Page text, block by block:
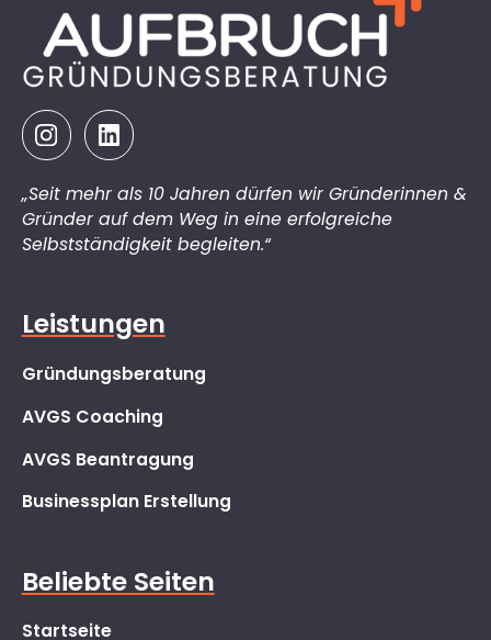
„Seit mehr als 10 Jahren dürfen wir Gründerinnen &
Gründer auf dem Weg in eine erfolgreiche
Selbstständigkeit begleiten.“
Leistungen
Gründungsberatung
AVGS Coaching
AVGS Beantragung
Businessplan Erstellung
Beliebte Seiten
Startseite